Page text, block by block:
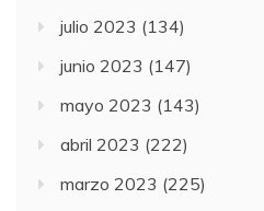
julio 2023 (134)
junio 2023 (147)
mayo 2023 (143)
abril 2023 (222)
marzo 2023 (225)